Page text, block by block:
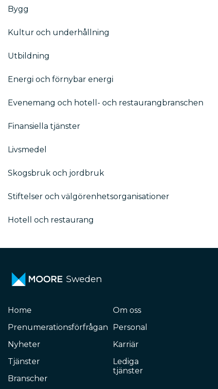
Bygg
Kultur och underhållning
Utbildning
Energi och förnybar energi
Evenemang och hotell- och restaurangbranschen
Finansiella tjänster
Livsmedel
Skogsbruk och jordbruk
Stiftelser och välgörenhetsorganisationer
Hotell och restaurang
Sweden
Home
Prenumerationsförfrågan
Nyheter
Tjänster
Branscher
Om oss
Personal
Karriär
Lediga
tjänster